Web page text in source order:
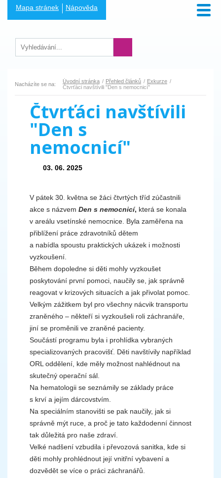
Mapa stránek Nápověda
Nacházíte se na: Úvodní stránka Přehled článků
Exkurze
Čtvrťáci navštívili "Den s nemocnicí"
Čtvrťáci navštívili
"Den s
nemocnicí"
03. 06. 2025
V pátek 30. května se žáci čtvrtých tříd zúčastnili
akce s názvem Den s nemocnicí, která se konala
v areálu vsetínské nemocnice. Byla zaměřena na
přiblížení práce zdravotníků dětem
a nabídla spoustu praktických ukázek i možnosti
vyzkoušení.
Během dopoledne si děti mohly vyzkoušet
poskytování první pomoci, naučily se, jak správně
reagovat v krizových situacích a jak přivolat pomoc.
Velkým zážitkem byl pro všechny nácvik transportu
zraněného – někteří si vyzkoušeli roli záchranáře,
jiní se proměnili ve zraněné pacienty.
Součástí programu byla i prohlídka vybraných
specializovaných pracovišť. Děti navštívily například
ORL oddělení, kde měly možnost nahlédnout na
skutečný operační sál.
Na hematologii se seznámily se základy práce
s krví a jejím dárcovstvím.
Na speciálním stanovišti se pak naučily, jak si
správně mýt ruce, a proč je tato každodenní činnost
tak důležitá pro naše zdraví.
Velké nadšení vzbudila i převozová sanitka, kde si
děti mohly prohlédnout její vnitřní vybavení a
dozvědět se více o práci záchranářů.